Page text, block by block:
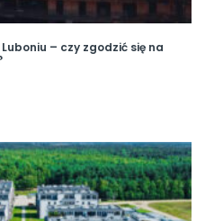
– czy zgodzić się na